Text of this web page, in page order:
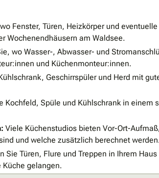
Fenster, Türen, Heizkörper und
Wochenendhäusern am Waldsee.
wo Wasser-, Abwasser- und
und Küchenmonteur:innen.
Geschirrspüler und Herd mit
Kochfeld, Spüle und Kühlschrank in
Viele Küchenstudios bieten Vor-Ort-
und welche zusätzlich berechnet
Sie Türen, Flure und Treppen in Ihrem
Küche gelangen.